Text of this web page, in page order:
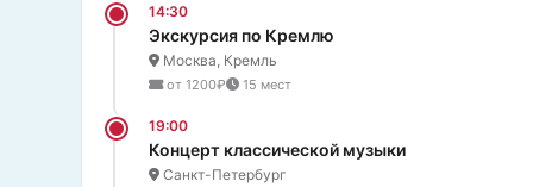
14:30
Экскурсия по Кремлю
Москва, Кремль
от 1200₽ 15 мест
19:00
Концерт классической музыки
Санкт-Петербург